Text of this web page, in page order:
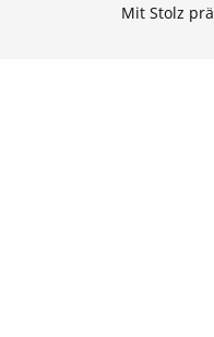
Mit Stolz